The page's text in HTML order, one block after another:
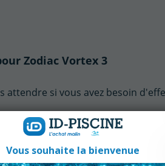
Zodiac Vortex 3
attendre si vous avez besoin
standard.